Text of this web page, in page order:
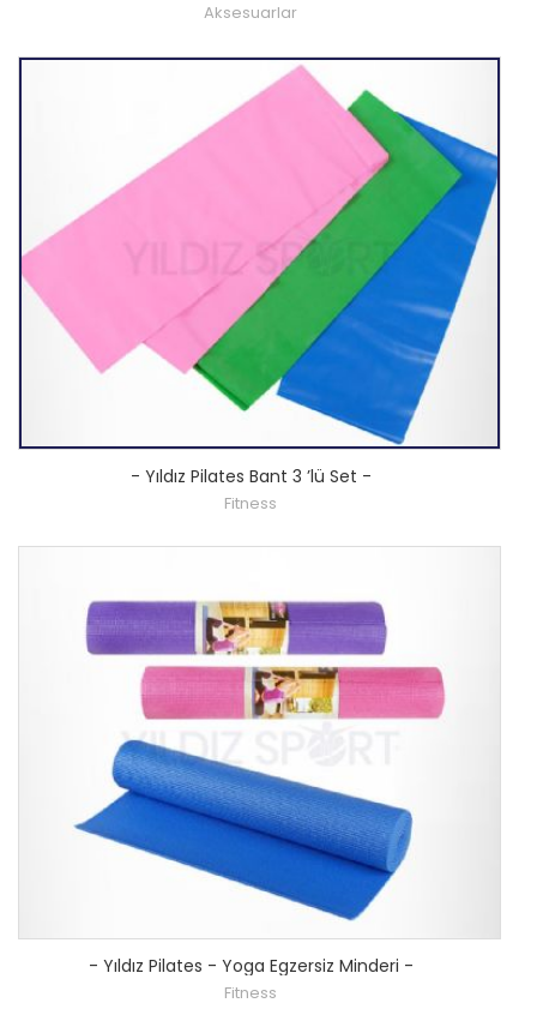
Aksesuarlar
- Yıldız Pilates Bant 3 ’lü Set -
Fitness
- Yıldız Pilates - Yoga Egzersiz Minderi -
Fitness